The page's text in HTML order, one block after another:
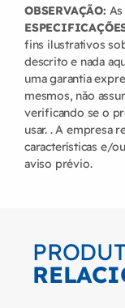
OBSERVAÇÃO:
fins ilustrativos
descrito e nada
uma garantia
mesmos, não
verificando se o
usar. . A empresa
características e/
aviso prévio.